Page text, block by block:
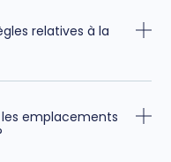
relatives à la
emplacements